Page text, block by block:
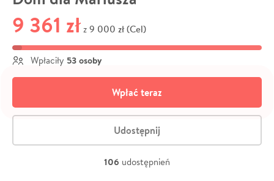
9 361 zł z 9 000 zł (Cel)
Wpłaciły 53 osoby
Wpłać teraz
Udostępnij
106 udostępnień